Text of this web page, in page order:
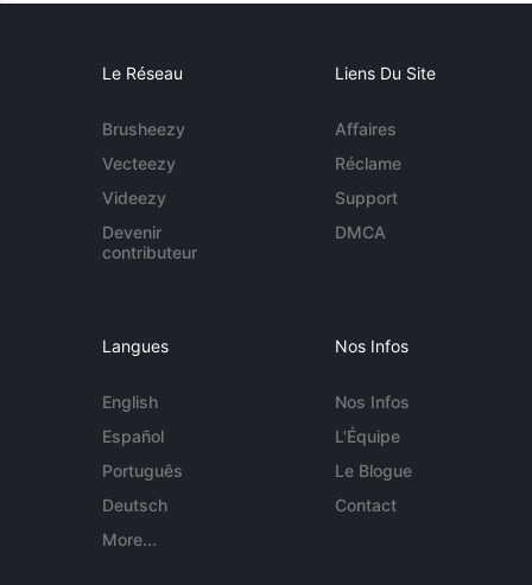
Le Réseau
Brusheezy
Vecteezy
Videezy
Devenir
contributeur
Liens Du Site
Affaires
Réclame
Support
DMCA
Langues
English
Español
Português
Deutsch
More...
Nos Infos
Nos Infos
L'Équipe
Le Blogue
Contact